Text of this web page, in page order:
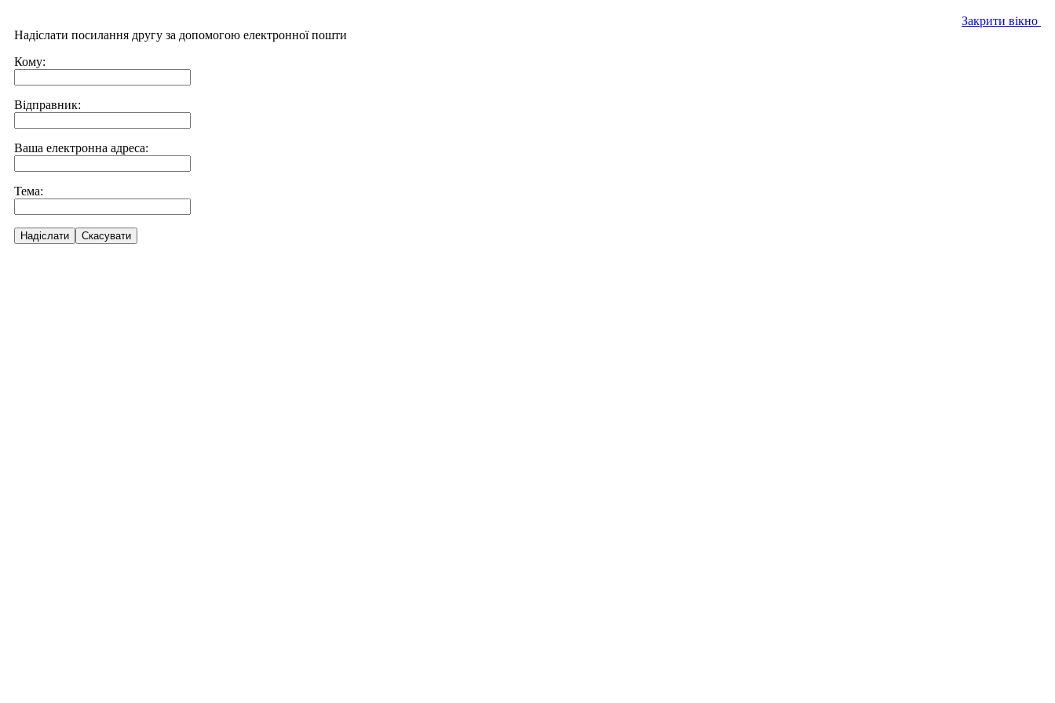
Закрити вікно
Надіслати посилання другу за допомогою електронної пошти
Кому:
Відправник:
Ваша електронна адреса:
Тема:
Надіслати Скасувати